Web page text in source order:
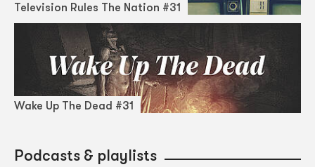
Television Rules The Nation #31
Wake Up The Dead #31
Podcasts & playlists